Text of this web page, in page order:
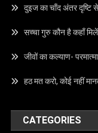
दुइज का चाँद अंतर दृष्टि
सच्चा गुरु कौन है कहाँ
जीवों का कल्याण-
हठ मत करो, कोई नहीं
CATEGORIES